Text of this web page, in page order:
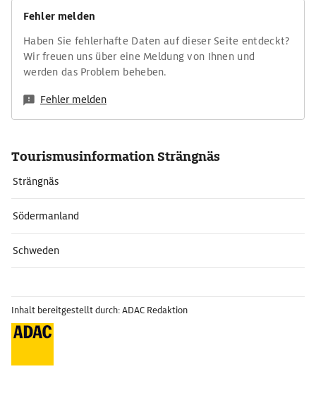
Fehler melden
Haben Sie fehlerhafte Daten auf dieser Seite entdeckt?
Wir freuen uns über eine Meldung von Ihnen und
werden das Problem beheben.
Fehler melden
Tourismusinformation Strängnäs
Strängnäs
Södermanland
Schweden
Inhalt bereitgestellt durch: ADAC Redaktion